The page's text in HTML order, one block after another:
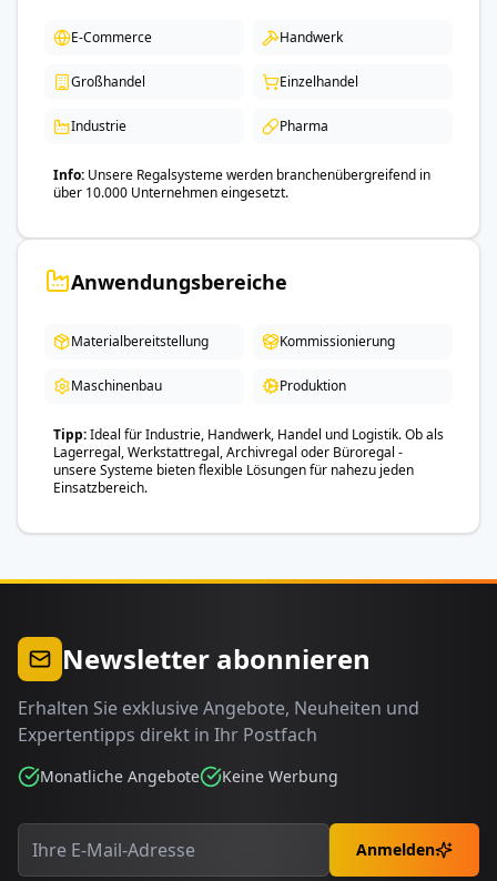
E-Commerce Handwerk
Großhandel Einzelhandel
Industrie Pharma
Info Unsere Regalsysteme werden branchenübergreifend in
über 10.000 Unternehmen eingesetzt.
Anwendungsbereiche
Materialbereitstellung Kommissionierung
Maschinenbau Produktion
Tipp Ideal für Industrie, Handwerk, Handel und Logistik. Ob als
Lagerregal, Werkstattregal, Archivregal oder Büroregal -
unsere Systeme bieten flexible Lösungen für nahezu jeden
Einsatzbereich.
Newsletter abonnieren
Erhalten Sie exklusive Angebote, Neuheiten und
Expertentipps direkt in Ihr Postfach
Monatliche Angebote Keine Werbung
Anmelden